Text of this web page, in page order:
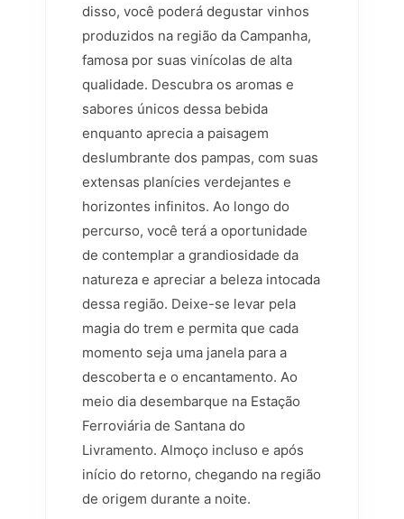
disso, você poderá degustar vinhos
produzidos na região da Campanha,
famosa por suas vinícolas de alta
qualidade. Descubra os aromas e
sabores únicos dessa bebida
enquanto aprecia a paisagem
deslumbrante dos pampas, com suas
extensas planícies verdejantes e
horizontes infinitos. Ao longo do
percurso, você terá a oportunidade
de contemplar a grandiosidade da
natureza e apreciar a beleza intocada
dessa região. Deixe-se levar pela
magia do trem e permita que cada
momento seja uma janela para a
descoberta e o encantamento. Ao
meio dia desembarque na Estação
Ferroviária de Santana do
Livramento. Almoço incluso e após
início do retorno, chegando na região
de origem durante a noite.